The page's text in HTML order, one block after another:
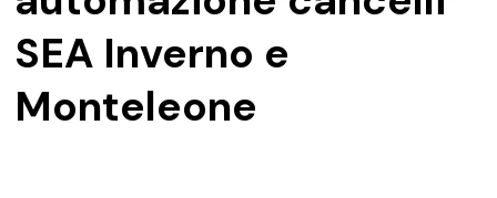
SEA Inverno e
Monteleone